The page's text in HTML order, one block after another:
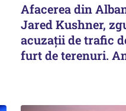
Afacerea din
Jared Kushner,
acuzații de trafic
furt de terenuri.